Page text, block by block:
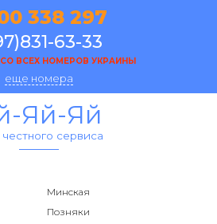
338 297
63-33
ВСЕХ НОМЕРОВ УКРАИНЫ
еще номера
Яй-Яй
честного сервиса
Минская
Позняки